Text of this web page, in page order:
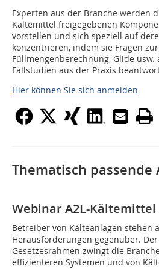
Experten aus der Branche werden
Kältemittel freigegebenen
vorstellen und sich speziell auf
konzentrieren, indem sie Fragen
Füllmengenberechnung, Glide
Fallstudien aus der Praxis
Hier können Sie sich anmelden
Thematisch passende
Webinar A2L-Kältemittel
Betreiber von Kälteanlagen stehen
Herausforderungen gegenüber.
Gesetzesrahmen zwingt die
effizienteren Systemen und von